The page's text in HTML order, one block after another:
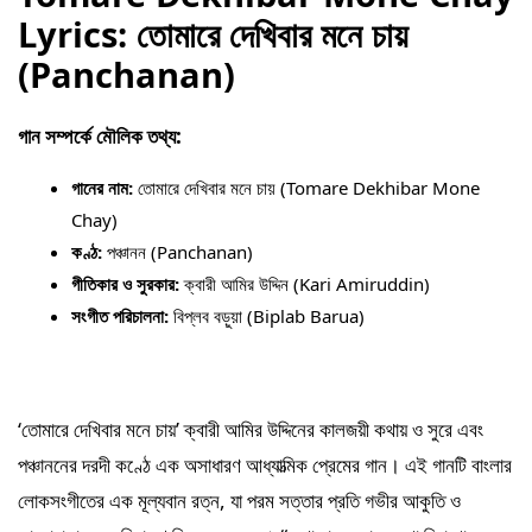
Lyrics: তোমারে দেখিবার মনে চায়
(Panchanan)
গান সম্পর্কে মৌলিক তথ্য:
গানের নাম: তোমারে দেখিবার মনে চায় (Tomare Dekhibar Mone
Chay)
কণ্ঠ: পঞ্চানন (Panchanan)
গীতিকার ও সুরকার: ক্বারী আমির উদ্দিন (Kari Amiruddin)
সংগীত পরিচালনা: বিপ্লব বড়ুয়া (Biplab Barua)
‘তোমারে দেখিবার মনে চায়’ ক্বারী আমির উদ্দিনের কালজয়ী কথায় ও সুরে এবং
পঞ্চাননের দরদী কণ্ঠে এক অসাধারণ আধ্যাত্মিক প্রেমের গান। এই গানটি বাংলার
লোকসংগীতের এক মূল্যবান রত্ন, যা পরম সত্তার প্রতি গভীর আকুতি ও